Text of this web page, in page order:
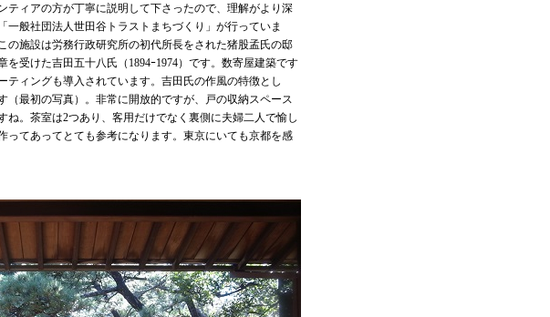
ティアの方が丁寧に説明して下さったので、理解がより深
一般社団法人世田谷トラストまちづくり」が行っていま
の施設は労務行政研究所の初代所長をされた猪股孟氏の邸
受けた吉田五十八氏（1894ｰ1974）です。数寄屋建築です
ティングも導入されています。吉田氏の作風の特徴とし
（最初の写真）。非常に開放的ですが、戸の収納スペース
ね。茶室は2つあり、客用だけでなく裏側に夫婦二人で愉し
ってあってとても参考になります。東京にいても京都を感